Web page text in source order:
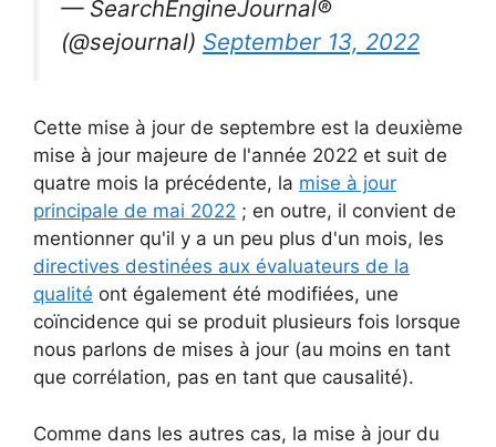
— SearchEngineJournal®
(@sejournal) September 13, 2022
Cette mise à jour de septembre est la deuxième
mise à jour majeure de l'année 2022 et suit de
quatre mois la précédente, la mise à jour
principale de mai 2022 ; en outre, il convient de
mentionner qu'il y a un peu plus d'un mois, les
directives destinées aux évaluateurs de la
qualité ont également été modifiées, une
coïncidence qui se produit plusieurs fois lorsque
nous parlons de mises à jour (au moins en tant
que corrélation, pas en tant que causalité).
Comme dans les autres cas, la mise à jour du